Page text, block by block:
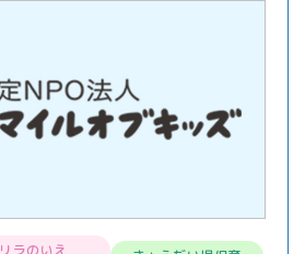
リラのいえ